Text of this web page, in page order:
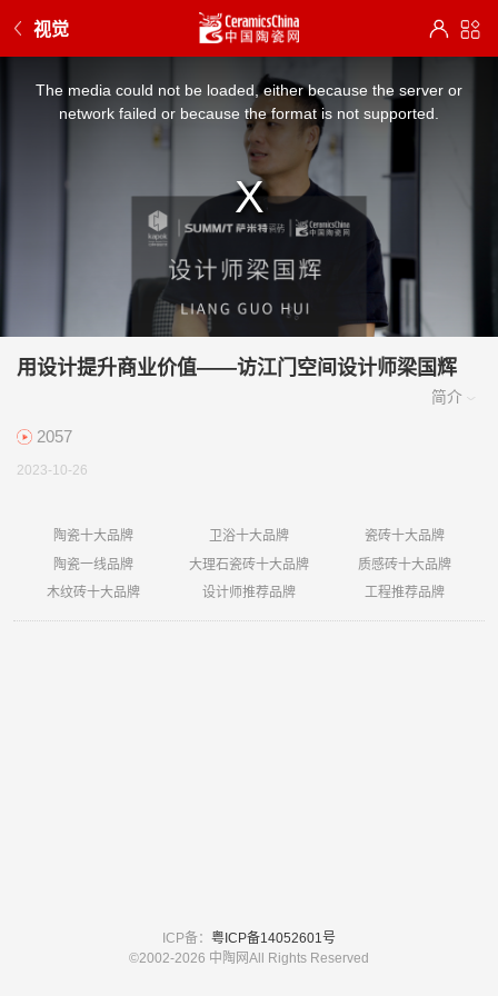
视觉
The media could not be loaded, either because the server or
network failed or because the format is not supported.
用设计提升商业价值——访江门空间设计师梁国辉
2057
2023-10-26
陶瓷十大品牌 卫浴十大品牌
瓷砖十大品牌
陶瓷一线品牌
大理石瓷砖十大品牌
质感砖十大品牌
木纹砖十大品牌
设计师推荐品牌 工程推荐品牌
ICP备： 粤ICP备14052601号
©2002-2026 中陶网All Rights Reserved